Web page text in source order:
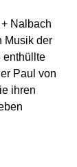
Nalbach
Musik der
enthüllte
Paul von
ihren